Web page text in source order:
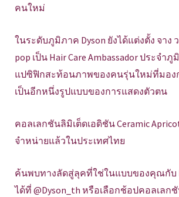
คนใหม่
ในระดับภูมิภาค Dyson ยังได้แต่งตั้ง จาง
pop เป็น Hair Care Ambassador ประจำภู
แปซิฟิกสะท้อนภาพของคนรุ่นใหม่ที่มอง
เป็นอีกหนึ่งรูปแบบของการแสดงตัวตน
คอลเลกชันลิมิเต็ดเอดิชัน Ceramic
จำหน่ายแล้วในประเทศไทย
ค้นพบทางลัดสู่ลุคที่ใช่ในแบบของคุณกับ
ได้ที่ @Dyson_th หรือเลือกช้อปคอลเลกชั